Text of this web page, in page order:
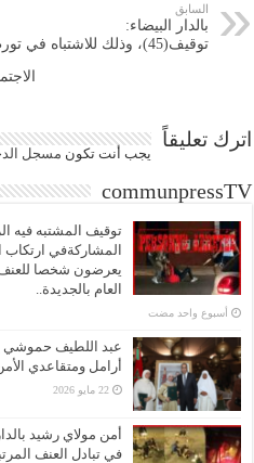
السابق
بالدار البيضاء:
توقيف(45)، وذلك للاشتباه في تورطهم في ارتكاب أعمال العنف المرتبط بالشغب االرياضي وإلحاق خسائر مادية بممتلكات الغير وإهانة موظفين عموميين أثناء أداء واجبهم
اترك تعليقاً
يجب أنت تكون مسجل
communpressTV
توقيف المشتبه فيه
المشاركةفي ارتكاب
يعرضون شخصا للعنف
العام بالجديدة..
‏أسبوع واحد مضت
عبد اللطيف حموشي
أرامل ومتقاعدي
22 مايو 2026
في تبادل العنف